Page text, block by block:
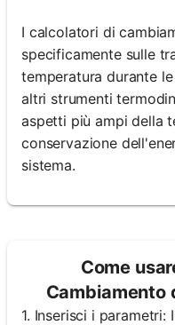
I calcolatori di
specificamente sulle
temperatura durante
altri strumenti
aspetti più ampi della
conservazione
sistema.
Come
Cambiamento
1. Inserisci i parametri: